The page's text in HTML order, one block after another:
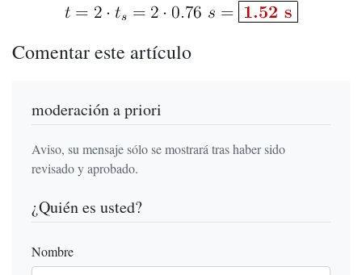
Comentar este artículo
moderación a priori
Aviso, su mensaje sólo se mostrará tras haber sido
revisado y aprobado.
¿Quién es usted?
Nombre